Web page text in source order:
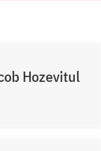
Hozevitul